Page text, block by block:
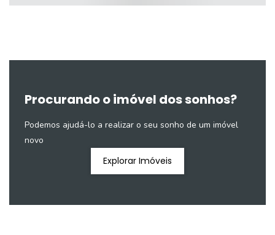
Procurando o imóvel dos sonhos?
Podemos ajudá-lo a realizar o seu sonho de um imóvel
novo
Explorar Imóveis